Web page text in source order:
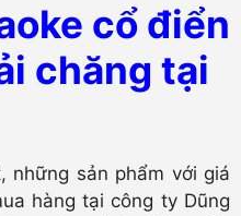
cổ điển
chăng tại
những sản phẩm với giá
hàng tại công ty Dũng